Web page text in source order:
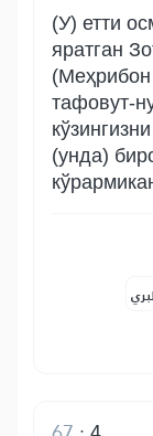
(У) етти
яратган
(Меҳрибон
тафовут-
(унда)